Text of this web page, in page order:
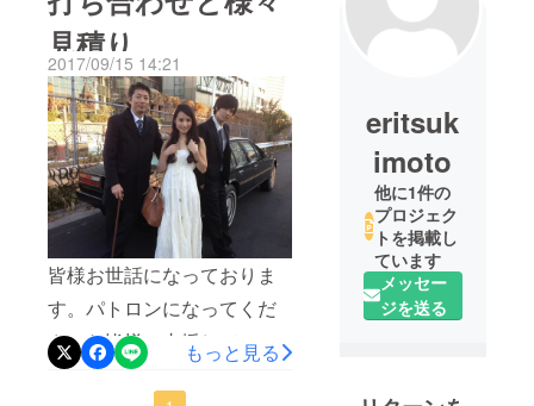
見積り
2017/09/15 14:21
皆様お世話になっておりま
す。パトロンになってくだ
さった皆様、支援していた
だき本当に嬉しく感動です
もっと見る
eritsuk
imoto
他に1件の
プロジェク
トを掲載し
ています
メッセー
ジを送る